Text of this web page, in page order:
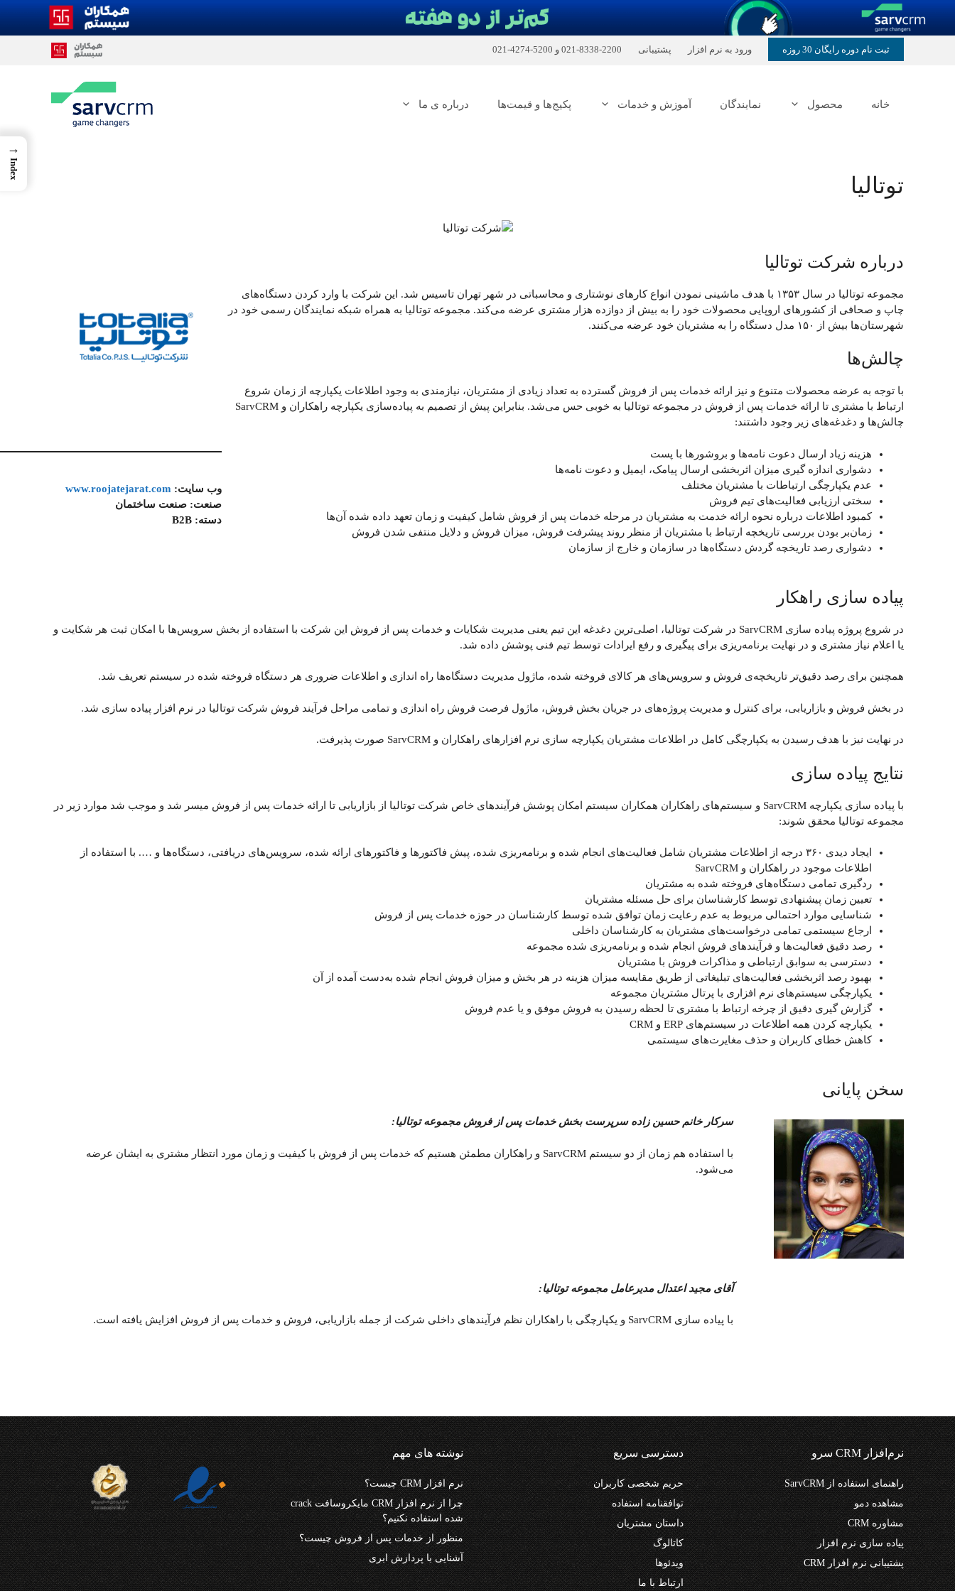
ثبت نام دوره رایگان 30 روزه ورود به نرم افزار پشتیبانی 2200-8338-021 و 5200-4274-021
خانه محصول نمایندگان آموزش و خدمات پکیج‌ها و قیمت‌ها درباره ی ما
توتالیا
درباره شرکت توتالیا
مجموعه توتالیا در سال ۱۳۵۳ با هدف ماشینی‌ نمودن انواع کارهای نوشتاری و محاسباتی در شهر تهران تاسیس شد. این شرکت با وارد کردن دستگاه‌های
چاپ و صحافی از کشورهای اروپایی محصولات خود را به بیش از دوازده هزار مشتری عرضه می‌کند. مجموعه توتالیا به همراه شبکه نمایندگان رسمی خود در
شهرستان‌ها بیش از ۱۵۰ مدل دستگاه را به مشتریان خود عرضه می‌کنند.
چالش‌ها
با توجه به عرضه‌ محصولات متنوع و نیز ارائه خدمات پس از فروش گسترده به تعداد زیادی از مشتریان، نیازمندی به وجود اطلاعات یکپارچه از زمان شروع
ارتباط با مشتری تا ارائه خدمات پس از فروش در مجموعه توتالیا به خوبی حس می‌شد. بنابراین پیش از تصمیم به پیاده‌سازی یکپارچه راهکاران و SarvCRM
چالش‌ها و دغدغه‌های زیر وجود داشتند:
هزینه زیاد ارسال دعوت ‌نامه‌ها و بروشور‌ها با پست
دشواری اندازه گیری میزان اثربخشی ارسال پیامک، ایمیل و دعوت نامه‌ها
عدم یکپارچگی ارتباطات با مشتریان مختلف
سختی ارزیابی فعالیت‌های تیم فروش
کمبود اطلاعات درباره نحوه ارائه خدمت به مشتریان در مرحله خدمات پس از فروش شامل کیفیت و زمان‌ تعهد داده شده آن‌ها
زمان‌بر بودن بررسی تاریخچه ارتباط با مشتریان از منظر روند پیشرفت فروش، میزان فروش و دلایل منتفی شدن فروش
دشواری رصد تاریخچه گردش دستگاه‌ها در سازمان و خارج از سازمان
وب سایت: www.roojatejarat.com
صنعت: صنعت ساختمان
دسته:
پیاده سازی راهکار
در شروع پروژه پیاده سازی SarvCRM در شرکت توتالیا، اصلی‌ترین دغدغه این تیم یعنی مدیریت شکایات و خدمات پس از فروش این شرکت با استفاده از بخش سرویس‌ها با امکان ثبت هر شکایت و
یا اعلام نیاز مشتری و در نهایت برنامه‌ریزی برای پیگیری و رفع ایرادات توسط تیم فنی پوشش داده شد.
همچنین برای رصد دقیق‌تر تاریخچه‌ی فروش و سرویس‌های هر کالای فروخته شده، ماژول مدیریت دستگاه‌ها راه اندازی و اطلاعات ضروری هر دستگاه فروخته شده در سیستم تعریف شد.
در بخش فروش و بازاریابی، برای کنترل و مدیریت پروژه‌های در جریان بخش فروش، ماژول فرصت فروش راه اندازی و تمامی مراحل فرآیند فروش شرکت توتالیا در نرم افزار پیاده سازی شد.
در نهایت نیز با هدف رسیدن به یکپارچگی کامل در اطلاعات مشتریان یکپارچه سازی نرم افزارهای راهکاران و SarvCRM صورت پذیرفت.
نتایج پیاده سازی
با پیاده سازی یکپارچه SarvCRM و سیستم‌های راهکاران همکاران سیستم امکان پوشش فرآیندهای خاص شرکت توتالیا از بازاریابی تا ارائه خدمات پس از فروش میسر شد و موجب شد موارد زیر در
مجموعه توتالیا محقق شوند:
ایجاد دیدی ۳۶۰ درجه از اطلاعات مشتریان شامل فعالیت‌های انجام شده و برنامه‌ریزی شده، پیش فاکتورها و فاکتورهای ارائه شده، سرویس‌های دریافتی، دستگاه‌ها و …. با استفاده از
اطلاعات موجود در راهکاران و SarvCRM
ردگیری تمامی دستگاه‌های فروخته شده به مشتریان
تعیین زمان پیشنهادی توسط کارشناسان برای حل مسئله مشتریان
شناسایی موارد احتمالی مربوط به عدم رعایت زمان توافق شده توسط کارشناسان در حوزه خدمات پس از فروش
ارجاع سیستمی تمامی درخواست‌های مشتریان به کارشناسان داخلی
رصد دقیق فعالیت‌ها و فرآیندهای فروش انجام شده و برنامه‌ریزی شده مجموعه
دسترسی به سوابق ارتباطی و مذاکرات فروش با مشتریان
بهبود رصد اثربخشی فعالیت‌های تبلیغاتی از طریق مقایسه میزان هزینه در هر بخش و میزان فروش انجام شده به‌دست آمده از آن
یکپارچگی سیستم‌های نرم افزاری با پرتال مشتریان مجموعه
گزارش گیری دقیق از چرخه ارتباط با مشتری تا لحظه رسیدن به فروش موفق و یا عدم فروش
یکپارچه کردن همه اطلاعات در سیستم‌های ERP و CRM
کاهش خطای کاربران و حذف مغایرت‌های سیستمی
سخن پایانی
سرکار خانم حسین زاده سرپرست بخش خدمات پس از فروش مجموعه توتالیا:
با استفاده هم زمان از دو سیستم SarvCRM و راهکاران مطمئن هستیم که خدمات پس از فروش با کیفیت و زمان مورد انتظار مشتری به ایشان عرضه
می‌شود.
آقای مجید اعتدال مدیرعامل مجموعه توتالیا:
با پیاده سازی SarvCRM و یکپارچگی با راهکاران نظم فرآیند‌های داخلی شرکت از جمله بازاریابی، فروش و خدمات پس از فروش افزایش یافته است.
نرم‌افزار CRM سرو
راهنمای استفاده از SarvCRM
مشاهده دمو
مشاوره CRM
پیاده سازی نرم افزار
پشتیبانی نرم افزار CRM
دسترسی سریع
حریم شخصی کاربران
توافقنامه استفاده
داستان مشتریان
کاتالوگ
ویدئوها
ارتباط با ما
نوشته های مهم
نرم افزار CRM چیست؟
چرا از نرم افزار CRM مایکروسافت crack
شده استفاده نکنیم؟
منظور از خدمات پس از فروش چیست؟
آشنایی با پردازش ابری
→
Index